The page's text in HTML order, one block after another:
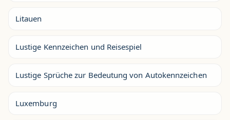
Litauen
Lustige Kennzeichen und Reisespiel
Lustige Sprüche zur Bedeutung von Autokennzeichen
Luxemburg